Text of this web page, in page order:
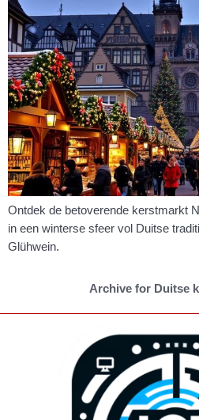
Ontdek de betoverende kerstmarkt
in een winterse sfeer vol Duitse
Glühwein.
Archive for Duitse